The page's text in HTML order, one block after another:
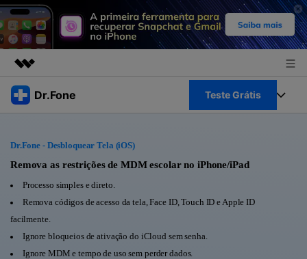
Produtos em destaque
Sobre nós
Dr.Fone Teste Grátis
Veja Toolkit Completo >
Productos
Para PC
Para Celular
Guia & Suporte
Ações rápidas
Recursos
Dr.Fone - Desbloquear Tela (iOS)
Remova as restrições de MDM escolar no iPhone/iPad
Processo simples e direto.
Remova códigos de acesso da tela, Face ID, Touch ID e Apple ID
facilmente.
Ignore bloqueios de ativação do iCloud sem senha.
Ignore MDM e tempo de uso sem perder dados.